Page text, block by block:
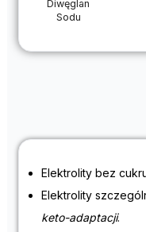
Diwęglan
Sodu
Elektrolity bez
Elektrolity
keto-adaptacji.